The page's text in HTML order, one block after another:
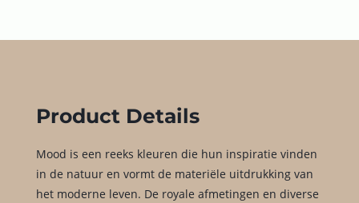
Product Details
Mood is een reeks kleuren die hun inspiratie vinden
in de natuur en vormt de materiële uitdrukking van
het moderne leven. De royale afmetingen en diverse